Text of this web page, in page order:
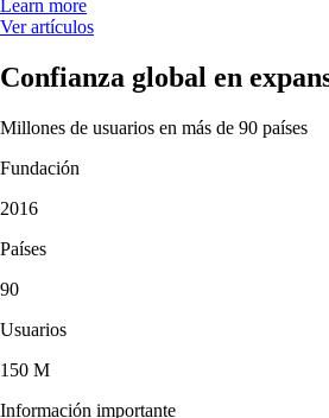
Learn more
Ver artículos
Confianza global en
Millones de usuarios en más de 90 países
Fundación
2016
Países
90
Usuarios
150 M
Información importante